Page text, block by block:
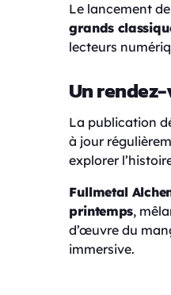
Le lancement
grands
lecteurs
Un
La publication
à jour
explorer
Fullmetal
printemps,
d’œuvre du
immersive.